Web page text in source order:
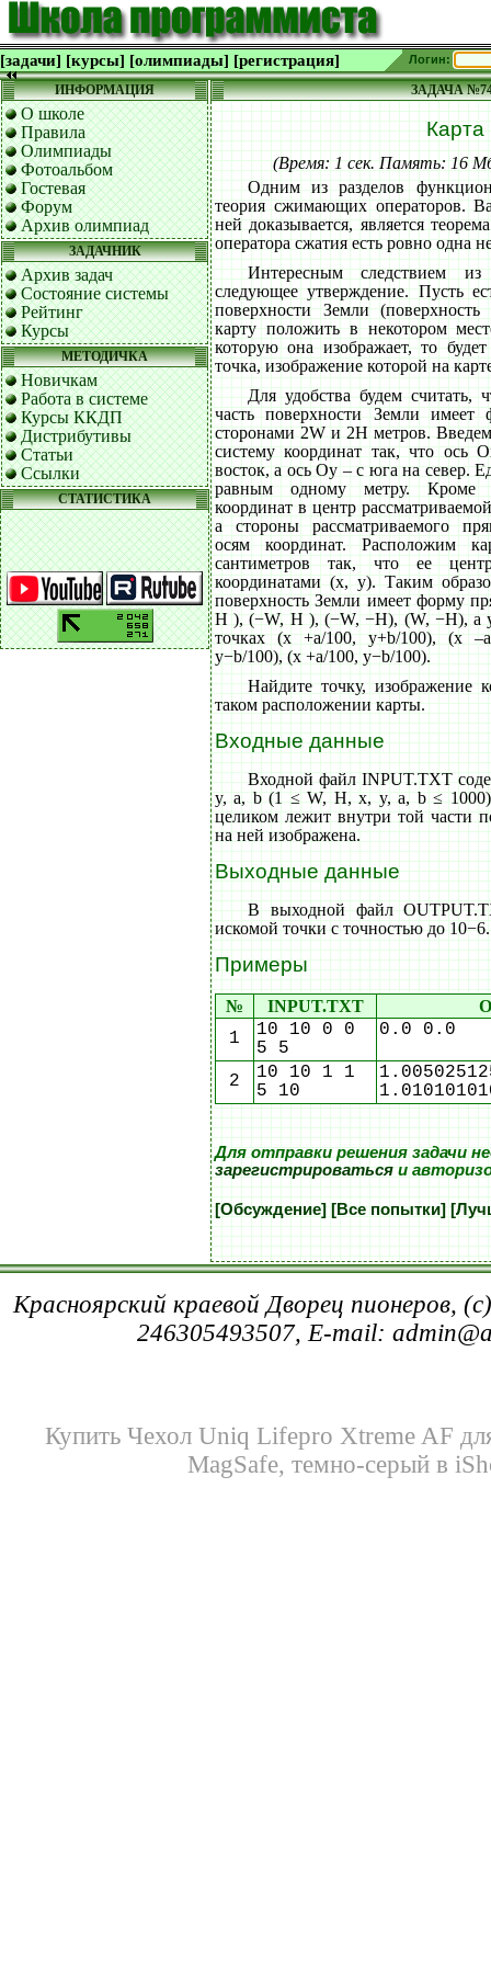
[задачи] [курсы] [олимпиады] [регистрация] Логин:
ИНФОРМАЦИЯ
О школе
Правила
Олимпиады
Фотоальбом
Гостевая
Форум
Архив олимпиад
ЗАДАЧНИК
Архив задач
Состояние системы
Рейтинг
Курсы
МЕТОДИЧКА
Новичкам
Работа в системе
Курсы ККДП
Дистрибутивы
Статьи
Ссылки
СТАТИСТИКА
ЗАДАЧА
Карта
(Время: 1 сек. Память: 16
Одним из разделов
теория сжимающих операторов.
ней доказывается, является
оператора сжатия есть ровно одна
Интересным следствием
следующее утверждение. Пусть
поверхности Земли
карту положить в некотором
которую она изображает, то
точка, изображение которой на
Для удобства будем считать,
часть поверхности Земли имеет
сторонами 2W и 2H метров.
систему координат так, что ось
восток, а ось Oy – с юга на север.
равным одному метру. Кроме
координат в центр
а стороны рассматриваемого
осям координат. Расположим
сантиметров так, что ее
координатами (x, y). Таким
поверхность Земли имеет форму
H ), (−W, H ), (−W, −H), (W, −H), а
точках (x +a/100, y+b/100), (x
y−b/100), (x +a/100, y−b/100).
Найдите точку, изображение
таком расположении карты.
Входные данные
Входной файл INPUT.TXT
y, a, b (1 ≤ W, H, x, y, a, b ≤ 1000).
целиком лежит внутри той части
на ней изображена.
Выходные данные
В выходной файл
искомой точки с точностью до 10−6.
Примеры
№ INPUT.TXT
1
10 10 0 0
5 5
0.0 0.0
2
10 10 1 1
5 10
Для отправки решения задачи
зарегистрироватьсяи
[Обсуждение] [Все попытки]
Красноярский краевой Дворец пионеров,
246305493507, E-mail:
Купить Чехол Uniq Lifepro Xtreme AF
MagSafe, темно-серый в